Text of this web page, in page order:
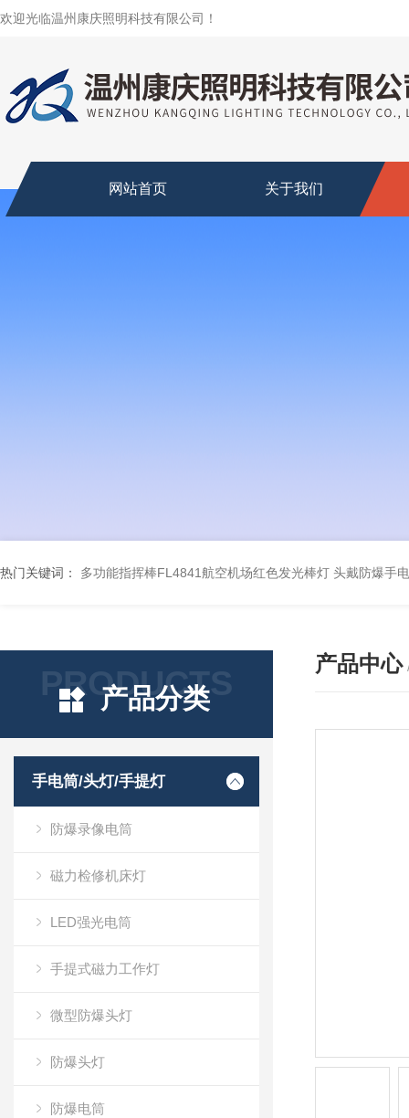
欢迎光临温州康庆照明科技有限公司！
网站首页 关于我们
热门关键词： 多功能指挥棒FL4841航空机场红色发光棒灯 头戴防爆手
PRODUCTS
产品分类
手电筒/头灯/手提灯
防爆录像电筒
磁力检修机床灯
LED强光电筒
手提式磁力工作灯
微型防爆头灯
防爆头灯
防爆电筒
产品中心